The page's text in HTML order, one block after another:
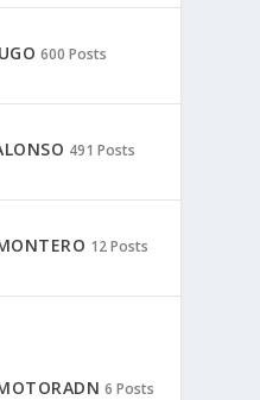
600 Posts
491 Posts
12 Posts
6 Posts